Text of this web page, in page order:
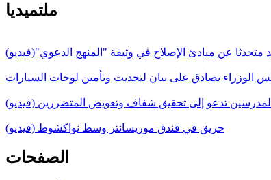
ملتميديا
متحدثا عن مبادئ الإصلاح في وثيقة "المنهج الدعوي"(فيديو)
الوزراء يصادق على بيان لتحديث وتأمين لوحات السيارات
تدعو إلى تحقيق شفاف وتعويض المتضررين (فيديو)
حريق في فندق موريسانتر وسط نواكشوط (فيديو)
الصفحات